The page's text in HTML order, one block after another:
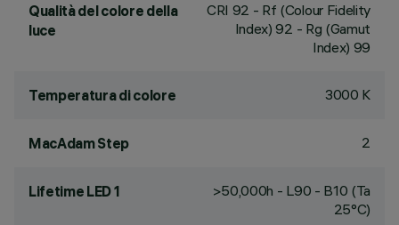
Qualità del colore della
luce
CRI 92 - Rf (Colour Fidelity
Index) 92 - Rg (Gamut
Index) 99
Temperatura di colore 3000 K
MacAdam Step 2
Lifetime LED 1
>50,000h - L90 - B10 (Ta
25°C)